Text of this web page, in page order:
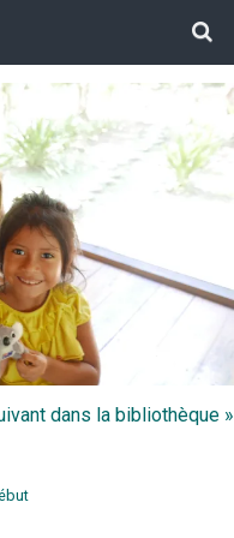
dans la bibliothèque »